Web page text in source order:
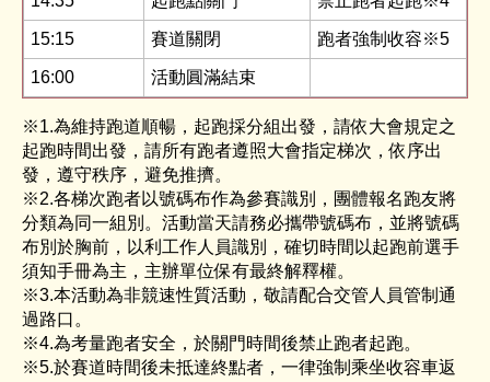
15:15 賽道關閉 跑者強制收容※5
16:00 活動圓滿結束
※1.為維持跑道順暢，起跑採分組出發，請依大會規定之
起跑時間出發，請所有跑者遵照大會指定梯次，依序出
發，遵守秩序，避免推擠。
※2.各梯次跑者以號碼布作為參賽識別，團體報名跑友將
分類為同一組別。活動當天請務必攜帶號碼布，並將號碼
布別於胸前，以利工作人員識別，確切時間以起跑前選手
須知手冊為主，主辦單位保有最終解釋權。
※3.本活動為非競速性質活動，敬請配合交管人員管制通
過路口。
※4.為考量跑者安全，於關門時間後禁止跑者起跑。
※5.於賽道時間後未抵達終點者，一律強制乘坐收容車返